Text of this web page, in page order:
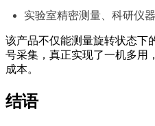
实验室精密测量、科研仪
该产品不仅能测量旋转状态下
号采集，真正实现了一机多用
成本。
结语